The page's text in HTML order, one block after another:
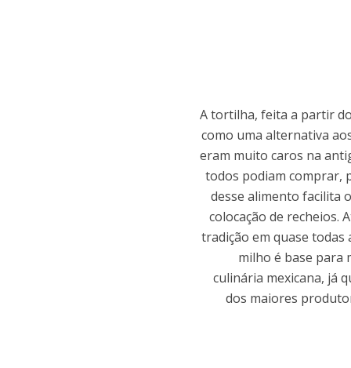
A tortilha, feita a partir
como uma alternativa
eram muito caros na
todos podiam comprar,
desse alimento facilita
colocação de recheios.
tradição em quase todas
milho é base para
culinária mexicana, já
dos maiores